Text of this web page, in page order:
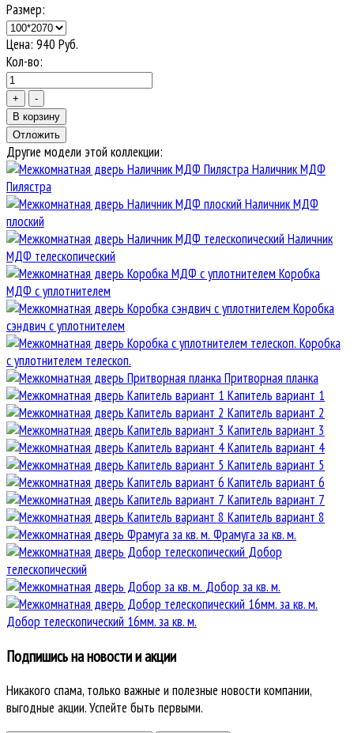
Размер:
Цена: 940 Руб.
Кол-во:
Другие модели этой коллекции:
Наличник МДФ
Пилястра
Наличник МДФ
плоский
Наличник
МДФ телескопический
Коробка
МДФ с уплотнителем
Коробка
сэндвич с уплотнителем
Коробка
с уплотнителем телескоп.
Притворная планка
Капитель вариант 1
Капитель вариант 2
Капитель вариант 3
Капитель вариант 4
Капитель вариант 5
Капитель вариант 6
Капитель вариант 7
Капитель вариант 8
Фрамуга за кв. м.
Добор
телескопический
Добор за кв. м.
Добор телескопический 16мм. за кв. м.
Подпишись на новости и акции
Никакого спама, только важные и полезные новости компании,
выгодные акции. Успейте быть первыми.